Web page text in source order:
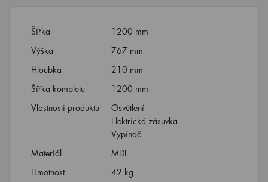
Šířka
1200 mm
Výška
767 mm
Hloubka
210 mm
Šířka kompletu
1200 mm
Vlastnosti produktu
Osvětlení
Elektrická zásuvka
Vypínač
Materiál
MDF
Hmotnost
42 kg